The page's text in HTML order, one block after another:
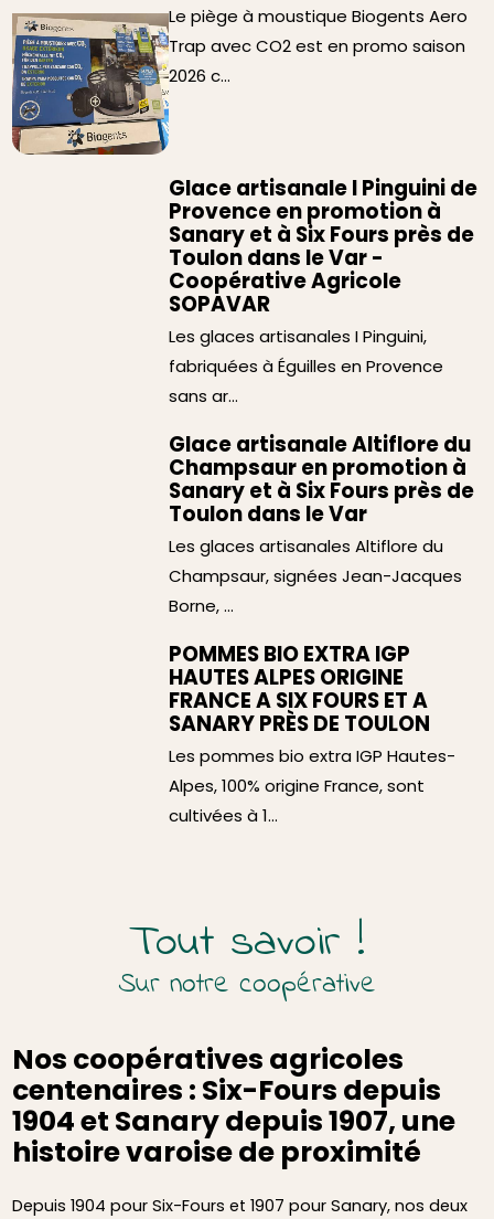
Le piège à moustique Biogents Aero
Trap avec CO2 est en promo saison
2026 c...
Glace artisanale I Pinguini de
Provence en promotion à
Sanary et à Six Fours près de
Toulon dans le Var -
Coopérative Agricole
SOPAVAR
Les glaces artisanales I Pinguini,
fabriquées à Éguilles en Provence
sans ar...
Glace artisanale Altiflore du
Champsaur en promotion à
Sanary et à Six Fours près de
Toulon dans le Var
Les glaces artisanales Altiflore du
Champsaur, signées Jean-Jacques
Borne, ...
POMMES BIO EXTRA IGP
HAUTES ALPES ORIGINE
FRANCE A SIX FOURS ET A
SANARY PRÈS DE TOULON
Les pommes bio extra IGP Hautes-
Alpes, 100% origine France, sont
cultivées à 1...
Tout savoir !
Sur notre coopérative
Nos coopératives agricoles
centenaires : Six-Fours depuis
1904 et Sanary depuis 1907, une
histoire varoise de proximité
Depuis 1904 pour Six-Fours et 1907 pour Sanary, nos deux